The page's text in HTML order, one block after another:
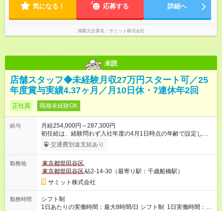
気になる！ 応募する 詳細へ
掲載元企業名 サミット株式会社
未読
店舗スタッフ◆未経験月収27万円スタート可／25
年度賞与実績4.37ヶ月／月10日休・7連休年2回
正社員 職種未経験OK
給与
月給254,000円～287,300円
初任給は、経験問わず入社年度の4月1日時点の年齢で設定しま
す。 ■27歳以上：月給28万7300円 ■26歳 ：月給28万3300
円 ■25歳 ：月給27万9300円 ■24歳 ：月給27万5300円
歳 ：月給26万円 ■20歳 ：月給25万4000円 ■キャリアパ
スについて■ 配属後は経験を積み、サブチーフ・チーフ（部門運
営責任者）を目指します。 チーフは接客や作業のほか、販売計
画や売場作り、社員教育も担当。副店長・店長へ昇進すれば給
与も大幅アップします。 また年1回キャリア希望を出せ、商品
部・営業企画部・総務部・経理部など本部スタッフへの挑戦も
交通費別途支給あり
勤務地
東京都世田谷区
東京都世田谷区砧2-14-30（最寄り駅：千歳船橋駅）
サミット株式会社
勤務時間
シフト制
1日あたりの実働時間：最大8時間/日 シフト制 1日実働時間：最